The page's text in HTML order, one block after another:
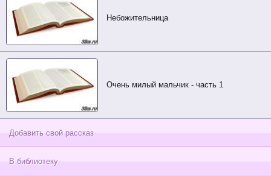
Небожительница
Очень милый мальчик - часть 1
Добавить свой рассказ
В библиотеку